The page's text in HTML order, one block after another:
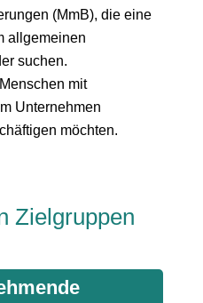
(MmB), die eine
allgemeinen
suchen.
mit
Unternehmen
möchten.
Zielgruppen